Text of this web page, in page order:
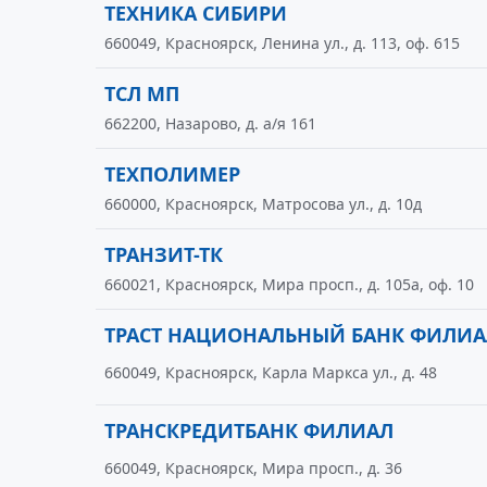
ТЕХНИКА СИБИРИ
660049, Красноярск, Ленина ул., д. 113, оф. 615
ТСЛ МП
662200, Назарово, д. а/я 161
ТЕХПОЛИМЕР
660000, Красноярск, Матросова ул., д. 10д
ТРАНЗИТ-ТК
660021, Красноярск, Мира просп., д. 105а, оф. 10
ТРАСТ НАЦИОНАЛЬНЫЙ БАНК
660049, Красноярск, Карла Маркса ул., д. 48
ТРАНСКРЕДИТБАНК ФИЛИАЛ
660049, Красноярск, Мира просп., д. 36